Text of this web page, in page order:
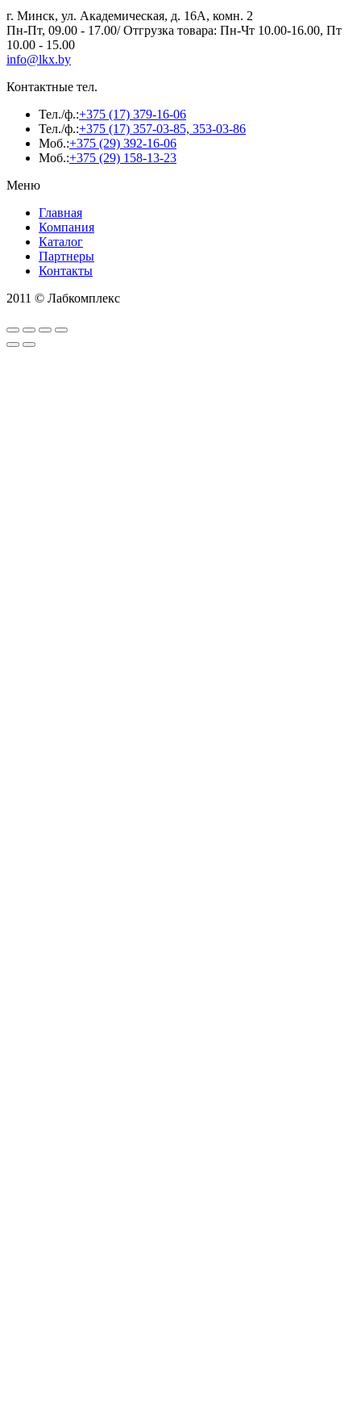
г. Минск, ул. Академическая, д. 16А, комн. 2
Пн-Пт, 09.00 - 17.00/ Отгрузка товара: Пн-Чт 10.00-16.00, Пт
10.00 - 15.00
info@lkx.by
Контактные тел.
Тел./ф.:+375 (17) 379-16-06
Тел./ф.:+375 (17) 357-03-85, 353-03-86
Моб.:+375 (29) 392-16-06
Моб.:+375 (29) 158-13-23
Меню
Главная
Компания
Каталог
Партнеры
Контакты
2011 © Лабкомплекс